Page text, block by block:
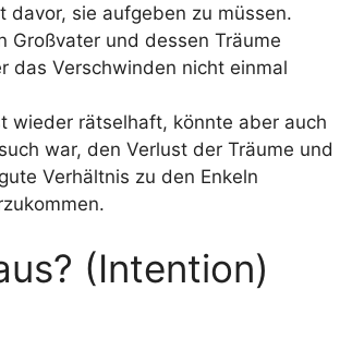
davor, sie aufgeben zu müssen.
Großvater und dessen Träume
das Verschwinden nicht einmal
wieder rätselhaft, könnte aber auch
war, den Verlust der Träume und
Verhältnis zu den Enkeln
(Intention)